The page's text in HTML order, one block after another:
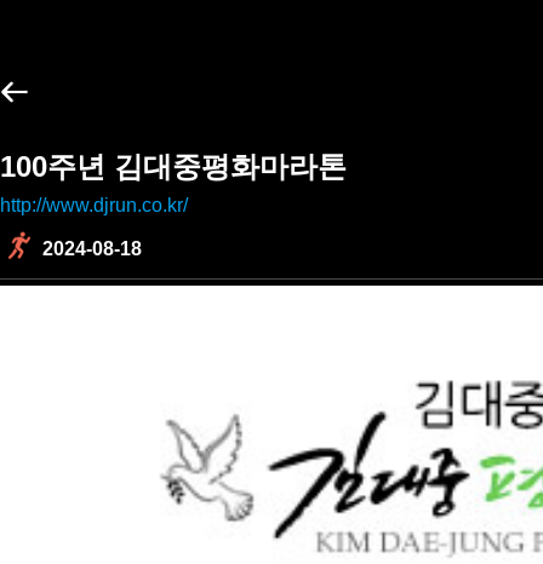
100주년 김대중평화마라톤
http://www.djrun.co.kr/
2024-08-18